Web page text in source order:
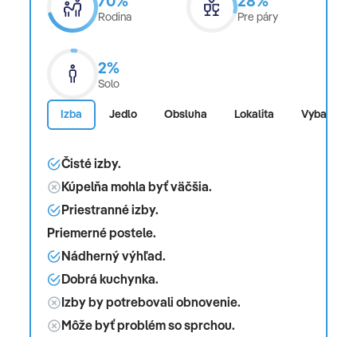
Rodina Pre páry
2%
Solo
Izba Jedlo Obsluha Lokalita
Čisté izby.
Kúpelňa mohla byť väčšia.
Priestranné izby.
Priemerné postele.
Nádherný výhľad.
Dobrá kuchynka.
Izby by potrebovali obnovenie.
Môže byť problém so sprchou.